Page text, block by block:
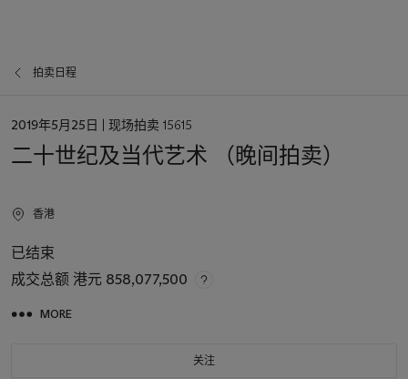
拍卖日程
日
2019年5月25日 | 现场拍卖 15615
二十世纪及当代艺术 （晚间拍卖）
香港
已结束
成交总额 港元 858,077,500
MORE
关注